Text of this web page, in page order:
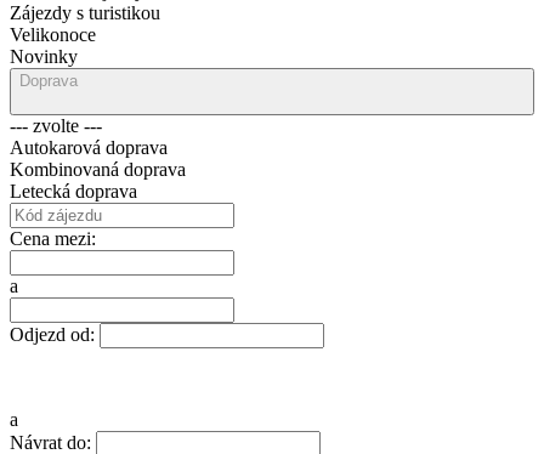
Zájezdy s turistikou
Velikonoce
Novinky
Doprava
--- zvolte ---
Autokarová doprava
Kombinovaná doprava
Letecká doprava
Cena mezi:
a
Odjezd od:
a
Návrat do: